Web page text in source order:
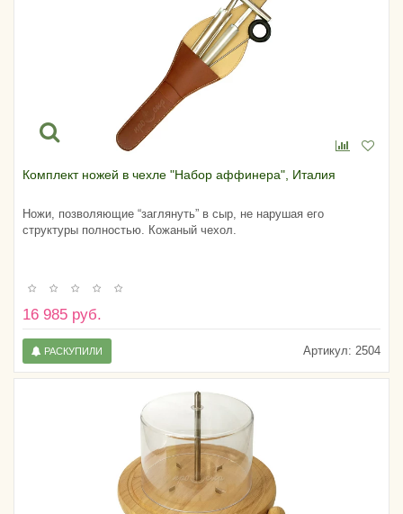
Комплект ножей в чехле "Набор аффинера", Италия
Ножи, позволяющие “заглянуть” в сыр, не нарушая его
структуры полностью. Кожаный чехол.
16 985 руб.
Артикул: 2504
РАСКУПИЛИ